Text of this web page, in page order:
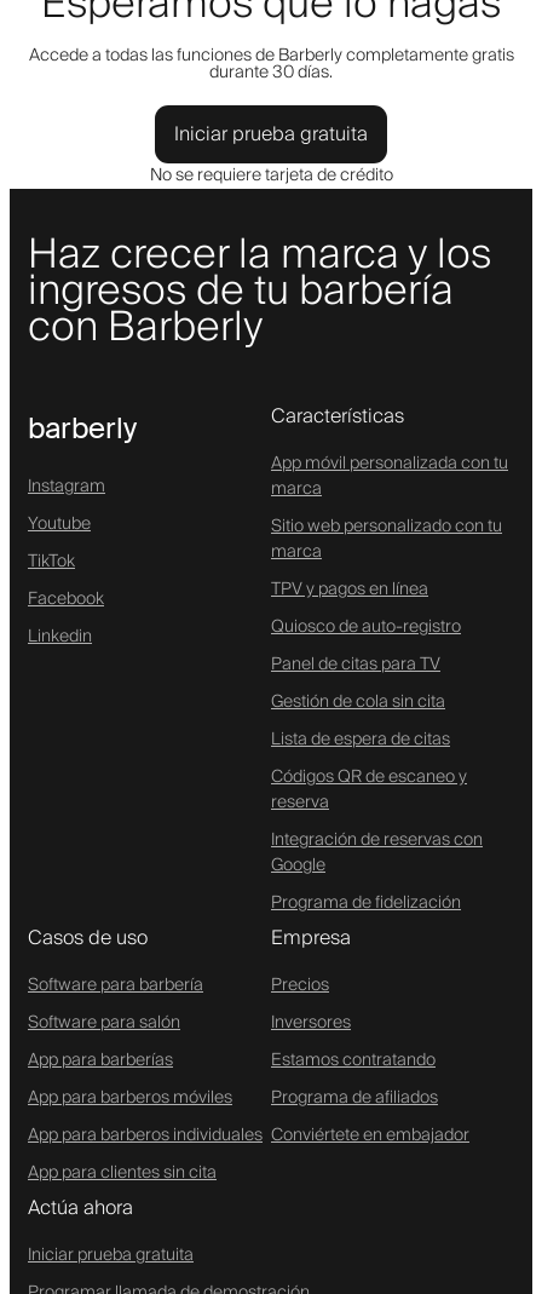
Accede a todas las funciones de Barberly completamente gratis
durante 30 días.
Iniciar prueba gratuita
No se requiere tarjeta de crédito
Haz crecer la marca y los
ingresos de tu barbería
con Barberly
barberly
Instagram
Youtube
TikTok
Facebook
Linkedin
Características
App móvil personalizada con tu
marca
Sitio web personalizado con tu
marca
TPV y pagos en línea
Quiosco de auto-registro
Panel de citas para TV
Gestión de cola sin cita
Lista de espera de citas
Códigos QR de escaneo y
reserva
Integración de reservas con
Google
Programa de fidelización
Casos de uso
Software para barbería
Software para salón
App para barberías
App para barberos móviles
App para barberos individuales
App para clientes sin cita
Empresa
Precios
Inversores
Estamos contratando
Programa de afiliados
Conviértete en embajador
Actúa ahora
Iniciar prueba gratuita